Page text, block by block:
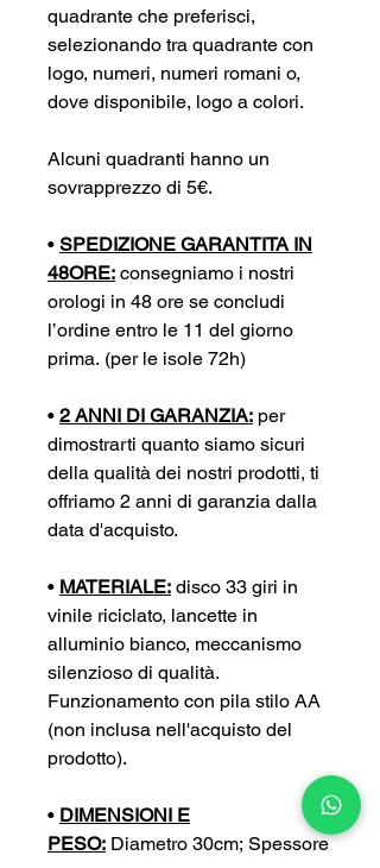
quadrante che preferisci,
selezionando tra quadrante con
logo, numeri, numeri romani o,
dove disponibile, logo a colori.
Alcuni quadranti hanno un
sovrapprezzo di 5€.
• SPEDIZIONE GARANTITA IN
48ORE: consegniamo i nostri
orologi in 48 ore se concludi
l’ordine entro le 11 del giorno
prima. (per le isole 72h)
• 2 ANNI DI GARANZIA: per
dimostrarti quanto siamo sicuri
della qualità dei nostri prodotti, ti
offriamo 2 anni di garanzia dalla
data d'acquisto.
• MATERIALE: disco 33 giri in
vinile riciclato, lancette in
alluminio bianco, meccanismo
silenzioso di qualità.
Funzionamento con pila stilo AA
(non inclusa nell'acquisto del
prodotto).
• DIMENSIONI E
PESO: Diametro 30cm; Spessore